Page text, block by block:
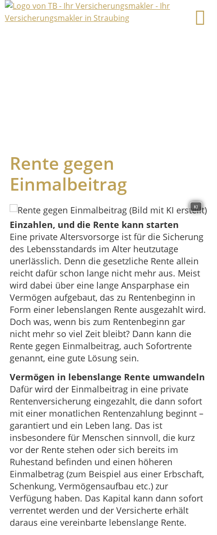
Rente gegen
Einmalbeitrag
KI
Einzahlen, und die Rente kann starten
Eine private Altersvorsorge ist für die Sicherung
des Lebensstandards im Alter heutzutage
unerlässlich. Denn die gesetzliche Rente allein
reicht dafür schon lange nicht mehr aus. Meist
wird dabei über eine lange Ansparphase ein
Vermögen aufgebaut, das zu Rentenbeginn in
Form einer lebenslangen Rente ausgezahlt wird.
Doch was, wenn bis zum Rentenbeginn gar
nicht mehr so viel Zeit bleibt? Dann kann die
Rente gegen Einmalbeitrag, auch Sofortrente
genannt, eine gute Lösung sein.
Vermögen in lebenslange Rente umwandeln
Dafür wird der Einmalbeitrag in eine private
Rentenversicherung eingezahlt, die dann sofort
mit einer monatlichen Rentenzahlung beginnt –
garantiert und ein Leben lang. Das ist
insbesondere für Menschen sinnvoll, die kurz
vor der Rente stehen oder sich bereits im
Ruhestand befinden und einen höheren
Einmalbetrag (zum Beispiel aus einer Erbschaft,
Schenkung, Vermögensaufbau etc.) zur
Verfügung haben. Das Kapital kann dann sofort
verrentet werden und der Versicherte erhält
daraus eine vereinbarte lebenslange Rente.